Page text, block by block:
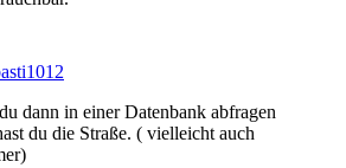
dann in einer Datenbank abfragen
du die Straße. ( vielleicht auch